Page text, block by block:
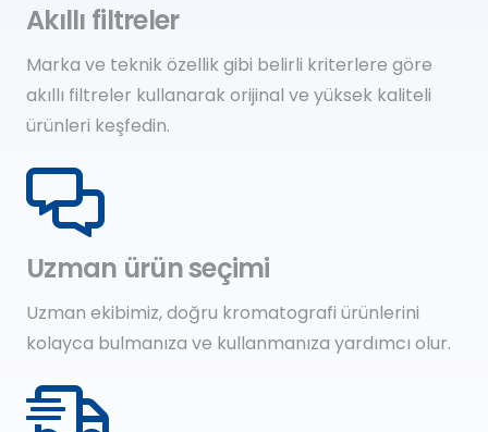
Akıllı filtreler
Marka ve teknik özellik gibi belirli kriterlere göre
akıllı filtreler kullanarak orijinal ve yüksek kaliteli
ürünleri keşfedin.
Uzman ürün seçimi
Uzman ekibimiz, doğru kromatografi ürünlerini
kolayca bulmanıza ve kullanmanıza yardımcı olur.